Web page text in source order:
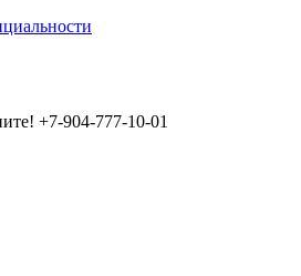
+7-904-777-10-01